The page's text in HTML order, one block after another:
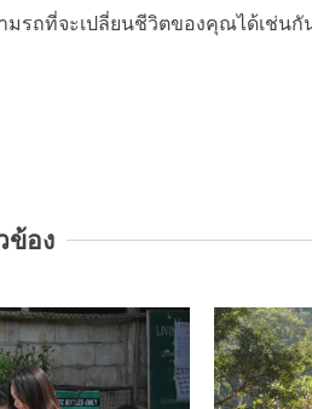
มรถที่จะเปลี่ยนชีวิตของคุณได้เช่นกั
ข้อง